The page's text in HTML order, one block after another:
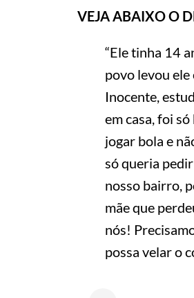
VEJA ABAIXO O
“Ele tinha 14
povo levou ele
Inocente,
em casa, foi
jogar bola e
só queria
nosso bairro,
mãe que
nós!
possa velar o